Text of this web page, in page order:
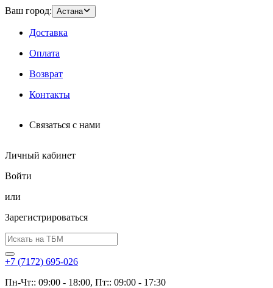
Ваш город: Астана
Доставка
Оплата
Возврат
Контакты
Связаться с нами
Личный кабинет
Войти
или
Зарегистрироваться
+7 (7172) 695-026
Пн-Чт:: 09:00 - 18:00, Пт:: 09:00 - 17:30